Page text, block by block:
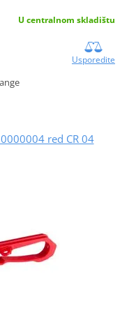
U centralnom skladištu
Usporedite
red CR 04